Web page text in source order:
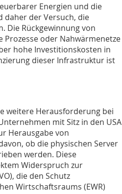
Energien und die
daher der Versuch, die
Die Rückgewinnung von
oder Nahwärmenetze
hohe Investitionskosten in
dieser Infrastruktur ist
weitere Herausforderung bei
mit Sitz in den USA
Herausgabe von
ob die physischen Server
werden. Diese
Widerspruch zur
die den Schutz
Wirtschaftsraums (EWR)